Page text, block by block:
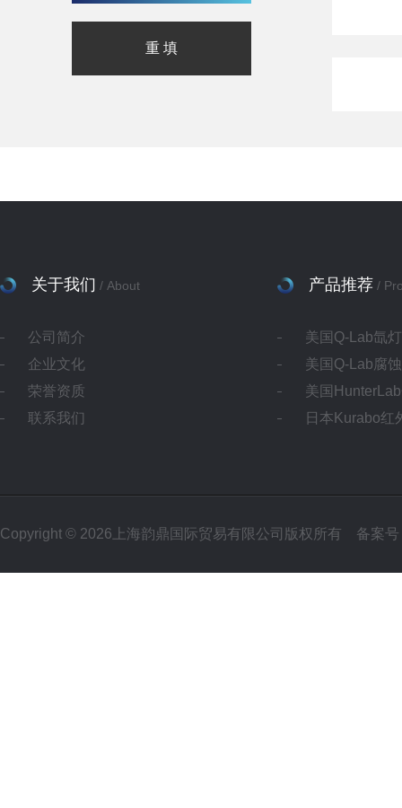
关于我们 / About
公司简介
企业文化
荣誉资质
联系我们
产品推荐 /
美国Q-Lab氙
美国Q-Lab腐
美国
日本Kurabo红
Copyright © 2026上海韵鼎国际贸易有限公司版权所有 备案